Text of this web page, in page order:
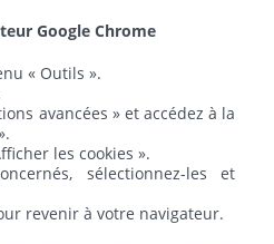
Google Chrome
« Outils ».
avancées » et accédez à la
les cookies ».
sélectionnez-les et
revenir à votre navigateur.